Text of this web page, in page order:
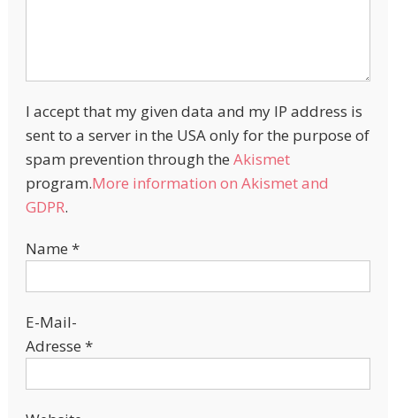
I accept that my given data and my IP address is
sent to a server in the USA only for the purpose of
spam prevention through the Akismet
program.More information on Akismet and
GDPR.
Name *
E-Mail-
Adresse *